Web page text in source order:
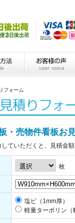
フォーム
・売物件看板お
ていただくと、見積金
枚
塩ビ（1mm厚）
軽量ターポリン（